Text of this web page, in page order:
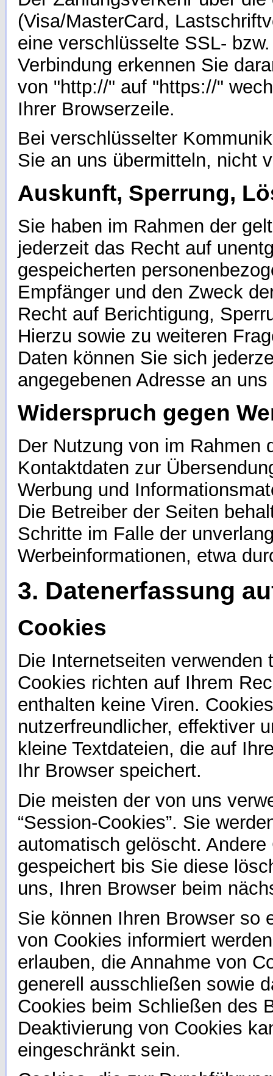
(Visa/MasterCard,
eine verschlüsselte SSL-
Verbindung erkennen Sie
von "http://" auf "https://"
Ihrer Browserzeile.
Bei verschlüsselter
Sie an uns übermitteln, nicht
Auskunft, Sperrung,
Sie haben im Rahmen der
jederzeit das Recht auf
gespeicherten
Empfänger und den Zweck
Recht auf Berichtigung,
Hierzu sowie zu weiteren
Daten können Sie sich
angegebenen Adresse an
Widerspruch gegen
Der Nutzung von im Rahmen
Kontaktdaten zur
Werbung und
Die Betreiber der Seiten
Schritte im Falle der
Werbeinformationen, etwa
3. Datenerfassung
Cookies
Die Internetseiten
Cookies richten auf Ihrem
enthalten keine Viren.
nutzerfreundlicher, effektiver
kleine Textdateien, die auf
Ihr Browser speichert.
Die meisten der von uns
“Session-Cookies”. Sie
automatisch gelöscht.
gespeichert bis Sie diese
uns, Ihren Browser beim
Sie können Ihren Browser so
von Cookies informiert
erlauben, die Annahme von
generell ausschließen sowie
Cookies beim Schließen des
Deaktivierung von Cookies
eingeschränkt sein.